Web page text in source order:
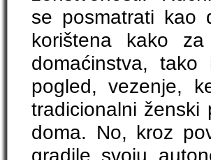
se posmatrati kao
korištena kako
domaćinstva,
pogled, vezenje,
tradicionalni ženski
doma. No, kroz
gradile svoju